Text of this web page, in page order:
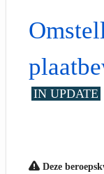
IN UPDATE
Deze